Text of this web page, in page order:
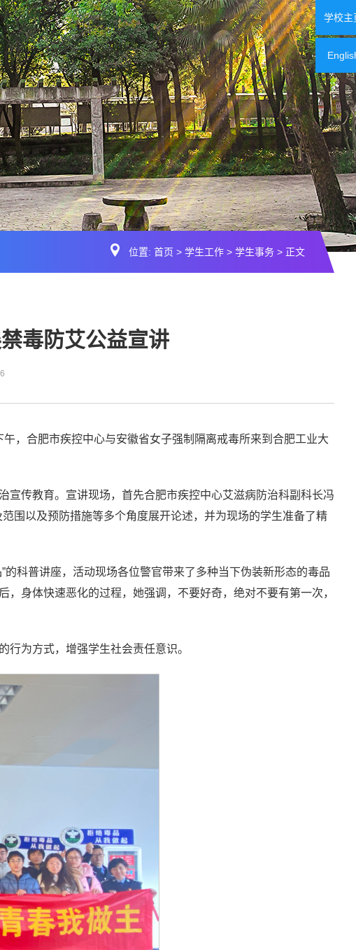
学校主
位置: 首页 > 学生工作 > 学生事务 > 正文
毒防艾公益宣讲
，合肥市疾控中心与安徽省女子强制隔离戒毒所来到合肥工业大
传教育。宣讲现场，首先合肥市疾控中心艾滋病防治科副科长冯
围以及预防措施等多个角度展开论述，并为现场的学生准备了精
科普讲座，活动现场各位警官带来了多种当下伪装新形态的毒品
身体快速恶化的过程，她强调，不要好奇，绝对不要有第一次，
为方式，增强学生社会责任意识。